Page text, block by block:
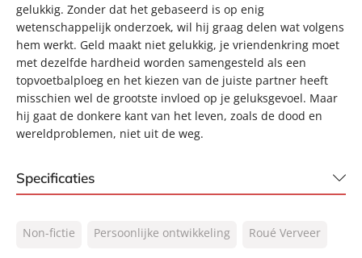
gelukkig. Zonder dat het gebaseerd is op enig
wetenschappelijk onderzoek, wil hij graag delen wat volgens
hem werkt. Geld maakt niet gelukkig, je vriendenkring moet
met dezelfde hardheid worden samengesteld als een
topvoetbalploeg en het kiezen van de juiste partner heeft
misschien wel de grootste invloed op je geluksgevoel. Maar
hij gaat de donkere kant van het leven, zoals de dood en
wereldproblemen, niet uit de weg.
Specificaties
NUR:
770
Non-fictie Persoonlijke ontwikkeling Roué Verveer